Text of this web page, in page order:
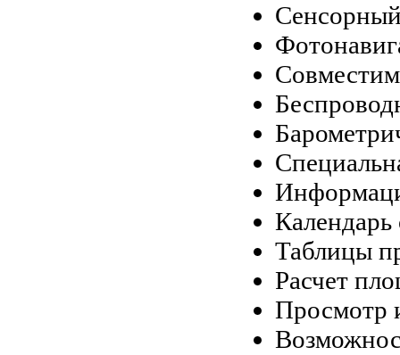
Таблицы
Расчет
Просмотр